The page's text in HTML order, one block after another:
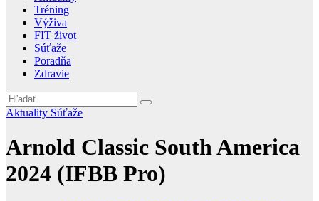
Tréning
Výživa
FIT život
Súťaže
Poradňa
Zdravie
Aktuality Súťaže
Arnold Classic South America
2024 (IFBB Pro)